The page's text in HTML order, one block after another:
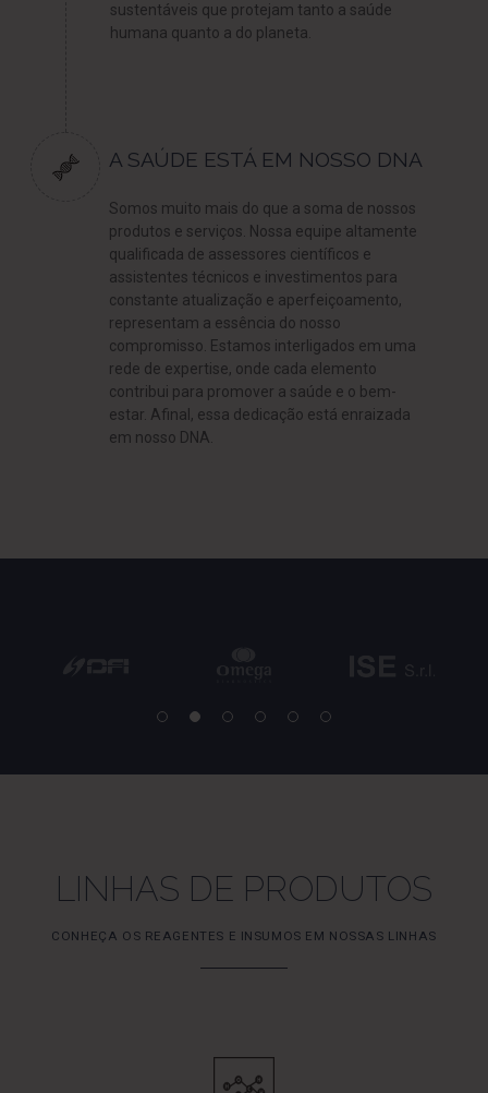
sustentáveis que protejam tanto a saúde
humana quanto a do planeta.
A SAÚDE ESTÁ EM NOSSO DNA
Somos muito mais do que a soma de nossos
produtos e serviços. Nossa equipe altamente
qualificada de assessores científicos e
assistentes técnicos e investimentos para
constante atualização e aperfeiçoamento,
representam a essência do nosso
compromisso. Estamos interligados em uma
rede de expertise, onde cada elemento
contribui para promover a saúde e o bem-
estar. Afinal, essa dedicação está enraizada
em nosso DNA.
LINHAS DE PRODUTOS
CONHEÇA OS REAGENTES E INSUMOS EM NOSSAS LINHAS